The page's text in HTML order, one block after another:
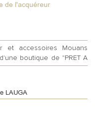
de l'acquéreur
et accessoires Mouans
boutique de "PRET A
LAUGA